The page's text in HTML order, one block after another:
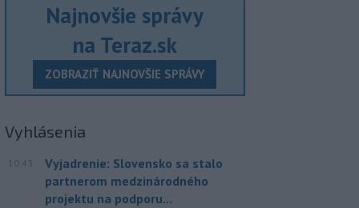
Najnovšie správy
na Teraz.sk
ZOBRAZIŤ NAJNOVŠIE SPRÁVY
Vyhlásenia
10:43
Vyjadrenie: Slovensko sa stalo
partnerom medzinárodného
projektu na podporu...